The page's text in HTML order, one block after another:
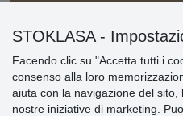
Informazioni importanti
» Impostazioni dei cookie
» Termini & Condizioni
» Informativa sulla Privacy
» Consegna e pagamento
STOKLASA -
Facendo clic su "Accetta tutti i
consenso alla loro
aiuta con la navigazione del
nostre iniziative di marketing.